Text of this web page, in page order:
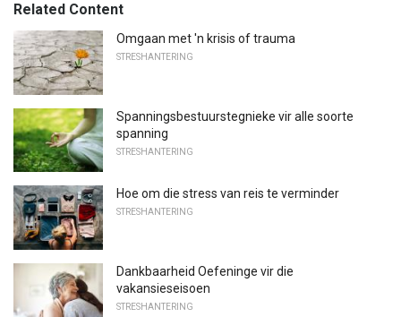
Related Content
Omgaan met 'n krisis of trauma
STRESHANTERING
Spanningsbestuurstegnieke vir alle soorte
spanning
STRESHANTERING
Hoe om die stress van reis te verminder
STRESHANTERING
Dankbaarheid Oefeninge vir die
vakansieseisoen
STRESHANTERING